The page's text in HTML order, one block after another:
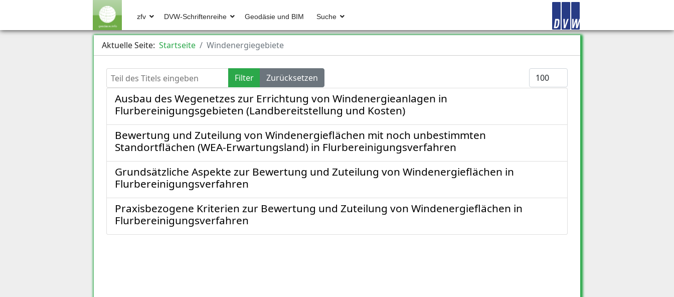
zfv DVW-Schriftenreihe Geodäsie und BIM Suche
Aktuelle Seite: Startseite Windenergiegebiete
Teil des Titels eingeben Filter Zurücksetzen Anzeige #
Ausbau des Wegenetzes zur Errichtung von Windenergieanlagen in
Flurbereinigungsgebieten (Landbereitstellung und Kosten)
Bewertung und Zuteilung von Windenergieflächen mit noch unbestimmten
Standortflächen (WEA-Erwartungsland) in Flurbereinigungsverfahren
Grundsätzliche Aspekte zur Bewertung und Zuteilung von Windenergieflächen in
Flurbereinigungsverfahren
Praxisbezogene Kriterien zur Bewertung und Zuteilung von Windenergieflächen in
Flurbereinigungsverfahren